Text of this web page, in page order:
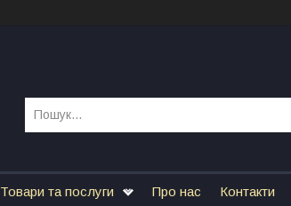
Товари та послуги Про нас Контакти